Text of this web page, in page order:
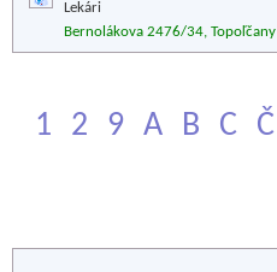
Lekári
Bernolákova 2476/34, Topoľčany
1 2 9 A B C Č